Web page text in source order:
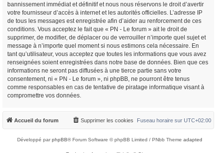
bannissement immédiat et définitif et nous nous réservons le droit d’avertir
votre fournisseur d’accès à internet et les autorités officielles. L’adresse IP
de tous les messages est enregistrée afin d’aider au renforcement de ces
conditions. Vous acceptez le fait que « PN - Le forum » ait le droit de
supprimer, de modifier, de déplacer ou de verrouiller n’importe quel sujet et
message à n’importe quel moment si nous estimons cela nécessaire. En
tant qu’utilisateur, vous acceptez que toutes les informations que vous avez
renseignées soient enregistrées dans notre base de données. Bien que ces
informations ne seront pas diffusées à une tierce partie sans votre
consentement, ni « PN - Le forum », ni phpBB, ne pourront être tenus
comme responsables en cas de tentative de piratage informatique visant à
compromettre vos données.
Accueil du forum Fuseau horaire sur UTC+02:00
Supprimer les cookies
Développé parphpBB® Forum Software © phpBB Limited / PNbb Theme adapted